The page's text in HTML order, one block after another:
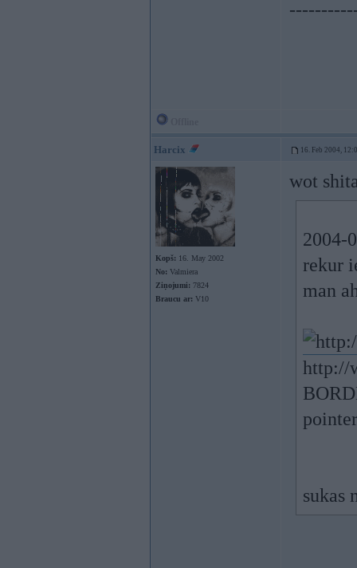
Harcix 16. Feb 2004,
Kopš: 16. May 2002
No: Valmiera
Ziņojumi: 7824
Braucu ar: V10
wot
2004-
rekur
man
http://
sukas